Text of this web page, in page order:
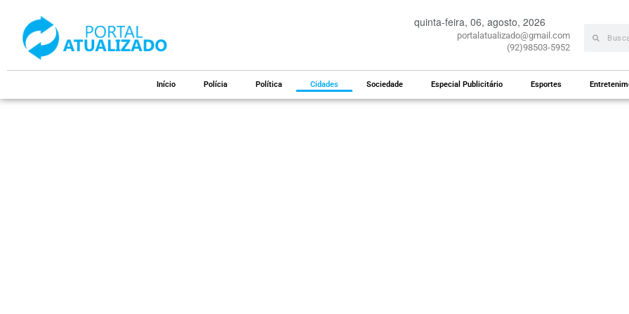
quinta-feira, 06, agosto, 2026
portalatualizado@gmail.com
(92)98503-5952
Início Polícia Política Cidades Sociedade Especial Publicitário Esportes